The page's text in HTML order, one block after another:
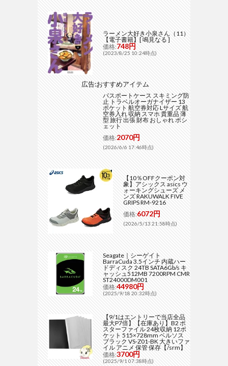
ラーメン大好き小泉さん（11）
【電子書籍】[ 鳴見なる ]
価格:748円
(2023/8/25 10:24時点)
広告:おすすめアイテム
パスポートケース スキミング防
止 トラベルオーガナイザー 13
ポケット 航空券対応 Lサイズ 航
空券入れ 収納 スマホ 貴重品 薄
型 旅行 出張 財布 おしゃれ ポシ
ェット
価格:2070円
(2026/6/6 17:46時点)
【10％OFFクーポン対
象】アシックス asics ウ
ォーキングシューズ メ
ンズ RAKUWALK FIVE
GRIPS RM-9216
価格:6072円
(2026/5/13 21:58時点)
Seagate｜シーゲイト
BarraCuda 3.5インチ 内蔵ハー
ドディスク 24TB SATA6Gb/s キ
ャッシュ512MB 7200RPM CMR
ST24000DM001
価格:44980円
(2025/9/18 20:32時点)
【9/1はエントリーで当店全品
最大P7倍】【在庫あり】B2 ポ
スターファイル 24枚収納 12ポ
ケット 515×728mm ベルソス
ブラック VS-Z01-BK 大きいファ
イル アニメ 保管 保存【/srm】
価格:3700円
(2025/9/1 07:38時点)